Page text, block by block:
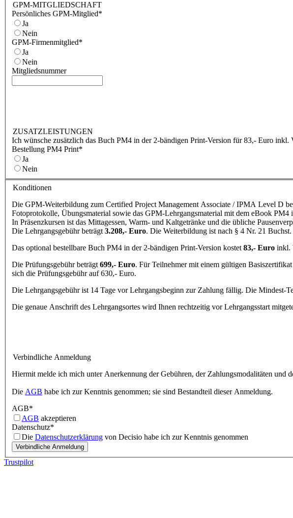
GPM-MITGLIEDSCHAFT
Persönliches GPM-Mitglied*
Ja
Nein
GPM-Firmenmitglied*
Ja
Nein
Mitgliedsnummer
ZUSATZLEISTUNGEN
Ich wünsche zusätzlich das Buch PM4 in der 2-bändigen Print-Version für 83,- Euro inkl.
Bestellung PM4 Print*
Ja
Nein
Konditionen
Die GPM-Weiterbildung zum Certified Project Management Associate / IPMA Level D
Fotoprotokolle, Übungsmaterial sowie das GPM-Lehrgangsmaterial mit dem eBook
In Präsenzkursen ist das Mittagessen, Warm- und Kaltgetränke und die übliche
Die Lehrgangsgebühr beträgt 3.208,- Euro. Die Weiterbildung ist nach § 4 Nr. 21
Das optional bestellbare Buch PM4 in der 2-bändigen Print-Version kostet 83,- Euro inkl.
Die Prüfungsgebühr beträgt 699,- Euro. Für Teilnehmer mit einem gültigen
sich die Prüfungsgebühr auf 630,- Euro.
Die Lehrgangsgebühr ist 14 Tage vor Lehrgangsbeginn zur Zahlung fällig. Die Mindest-
Die genaue Anschrift des Lehrgangsortes wird Ihnen rechtzeitig vor Lehrgangsstart
Verbindliche Anmeldung
Hiermit melde ich mich unter Anerkennung der Gebühren, der Zahlungsmodalitäten und
Die AGB habe ich zur Kenntnis genommen; sie sind Bestandteil dieser Anmeldung.
AGB*
AGB akzeptieren
Datenschutz*
Die Datenschutzerklärung von Decisio habe ich zur Kenntnis genommen
Trustpilot